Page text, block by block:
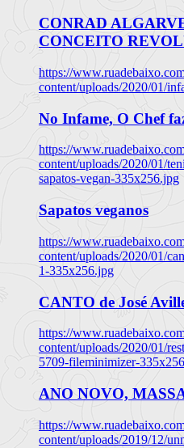
CONRAD
CONCEITO
https://
content/uploads/2020/01/
No Infame, O Chef
https://
content/uploads/2020/01/
sapatos-vegan-335x256.jpg
Sapatos veganos
https://
content/uploads/2020/01/
1-335x256.jpg
CANTO de José
https://
content/uploads/2020/01/
5709-fileminimizer-
ANO NOVO,
https://
content/uploads/2019/12/